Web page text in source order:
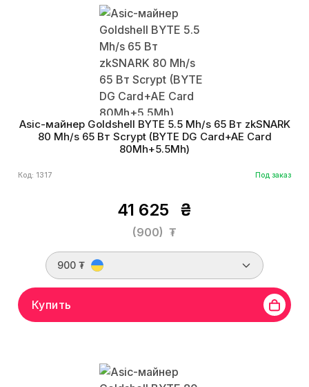
Asic-майнер Goldshell BYTE 5.5 Mh/s 65 Вт zkSNARK
80 Mh/s 65 Вт Scrypt (BYTE DG Card+AE Card
80Mh+5.5Mh)
Код: 1317 Под заказ
41 625 ₴
(900) ₮
900 ₮
Купить